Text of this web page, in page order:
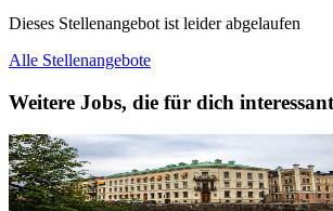
Dieses Stellenangebot ist leider abgelaufen
Alle Stellenangebote
Weitere Jobs, die für dich